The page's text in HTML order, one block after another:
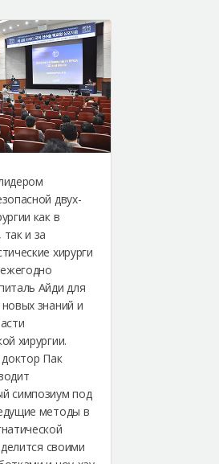
двух-
как в
и за
хирурги
Айди для
знаний и
хирургии.
Пак
симпозиум под
методы в
своими